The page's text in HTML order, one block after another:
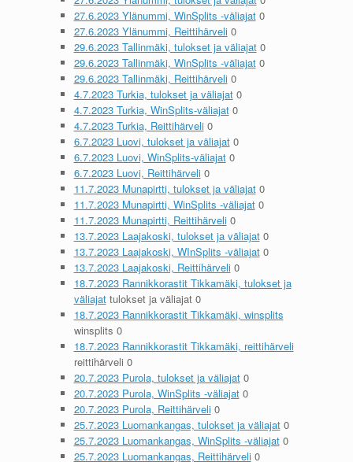
27.6.2023 Ylänummi, WinSplits -väliajat0
27.6.2023 Ylänummi, Reittihärveli0
29.6.2023 Tallinmäki, tulokset ja väliajat0
29.6.2023 Tallinmäki, WinSplits -väliajat0
29.6.2023 Tallinmäki, Reittihärveli0
4.7.2023 Turkia, tulokset ja väliajat0
4.7.2023 Turkia, WinSplits-väliajat0
4.7.2023 Turkia, Reittihärveli0
6.7.2023 Luovi, tulokset ja väliajat0
6.7.2023 Luovi, WinSplits-väliajat0
6.7.2023 Luovi, Reittihärveli0
11.7.2023 Munapirtti, tulokset ja väliajat0
11.7.2023 Munapirtti, WinSplits -väliajat0
11.7.2023 Munapirtti, Reittihärveli0
13.7.2023 Laajakoski, tulokset ja väliajat0
13.7.2023 Laajakoski, WInSplits -väliajat0
13.7.2023 Laajakoski, Reittihärveli0
18.7.2023 Rannikkorastit Tikkamäki, tulokset ja
väliajattulokset ja väliajat 0
18.7.2023 Rannikkorastit Tikkamäki, winsplits
winsplits 0
18.7.2023 Rannikkorastit Tikkamäki, reittihärveli
reittihärveli 0
20.7.2023 Purola, tulokset ja väliajat0
20.7.2023 Purola, WinSplits -väliajat0
20.7.2023 Purola, Reittihärveli0
25.7.2023 Luomankangas, tulokset ja väliajat0
25.7.2023 Luomankangas, WinSplits -väliajat0
25.7.2023 Luomankangas, Reittihärveli0